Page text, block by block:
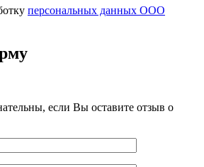
персональных данных ООО
если Вы оставите отзыв о